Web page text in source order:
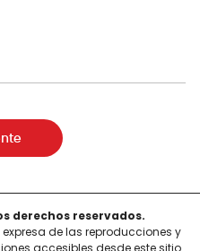
derechos reservados.
expresa de las reproducciones y
accesibles desde este sitio